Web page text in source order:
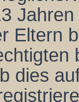
Eltern
dies